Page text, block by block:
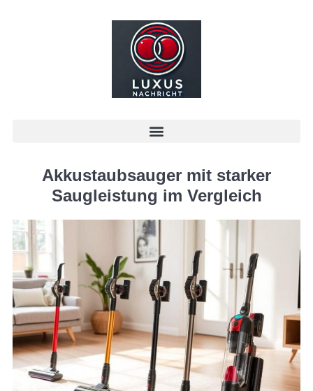
Akkustaubsauger mit starker
Saugleistung im Vergleich